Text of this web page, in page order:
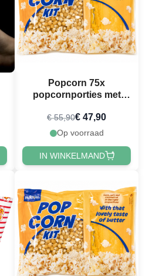
Popcorn 75x
popcornporties met
(9pk)
€ 55,90€ 47,90
Op voorraad
IN WINKELMAND